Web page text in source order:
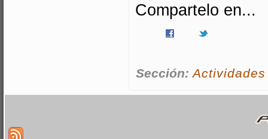
Compartelo en...
Sección: